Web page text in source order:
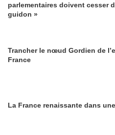
parlementaires doivent cesser
guidon »
Trancher le nœud Gordien de
France
La France renaissante dans